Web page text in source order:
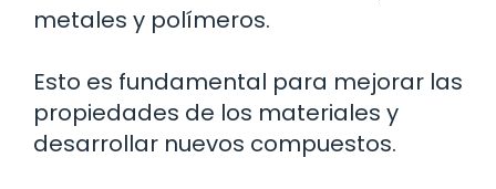
metales y polímeros.
Esto es fundamental para mejorar las
propiedades de los materiales y
desarrollar nuevos compuestos.